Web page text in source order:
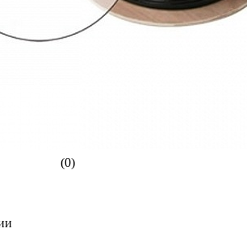
(0)